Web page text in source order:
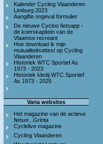
Kalender Cycling Vlaanderen
Limburg 2023
Aangifte ongeval formulier
De nieuwe Cycloo fietsapp -
de koerskapitein van de
Vlaamse recreant
Hoe download ik mijn
mutualiteitsattest op Cycling
Vlaanderen
Historiek WTC Sportief As
1973 - 2023
Historiek kledij WTC Sportief
As 1973 - 2025
Varia websites
Het magazine van de actieve
fietser...Grinta
Cyclelive magazine
Cycling Vlaanderen